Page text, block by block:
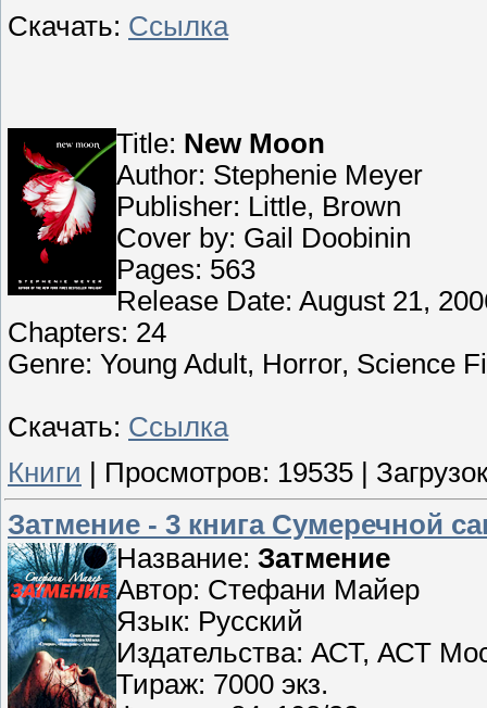
Скачать: Ссылка
Title: New Moon
Author: Stephenie Meyer
Publisher: Little, Brown
Cover by: Gail Doobinin
Pages: 563
Release Date: August 21,
Chapters: 24
Genre: Young Adult, Horror, Science
Скачать: Ссылка
Книги
Просмотров: 19535
Затмение - 3 книга Сумеречной
Название: Затмение
Автор: Стефани Майер
Язык: Русский
Издательства: АСТ, АСТ
Тираж: 7000 экз.